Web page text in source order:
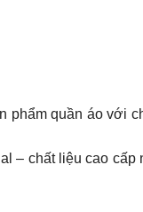
phẩm quần áo với
– chất liệu cao